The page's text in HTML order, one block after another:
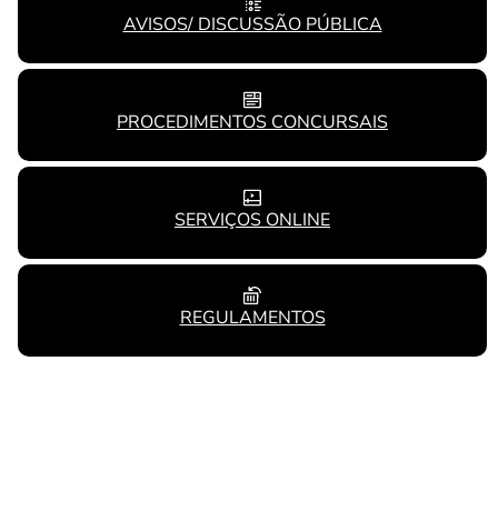
AVISOS/ DISCUSSÃO PÚBLICA
PROCEDIMENTOS CONCURSAIS
SERVIÇOS ONLINE
REGULAMENTOS